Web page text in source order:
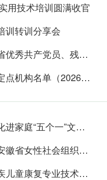
用技术培训圆满收官
训转训分享会
市长张君毅看望慰问安徽省优秀共产党员、残疾人黄勇
安庆市残疾儿童康复救助定点机构名单（2026年6月）
望江县残联开展残疾人文化进家庭“五个一”文艺观演活动
迎江区沐阳之家联合承办安徽省女性社会组织服务创新工作坊活动
迎江区沐阳之家参加市残疾儿童康复专业技术规范化培训